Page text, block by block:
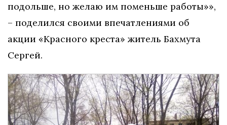
подольше, но желаю им поменьше работы»»,
– поделился своими впечатлениями об
акции «Красного креста» житель Бахмута
Сергей.